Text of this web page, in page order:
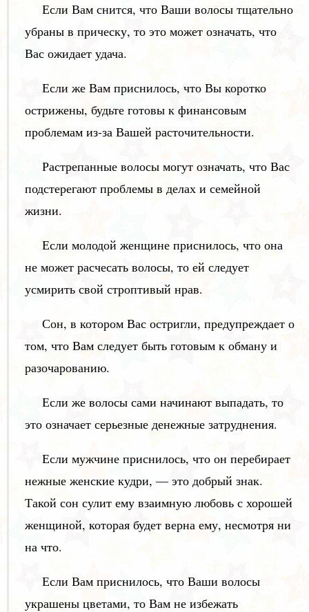
Если Вам снится, что Ваши волосы тщательно
убраны в прическу, то это может означать, что
Вас ожидает удача.
Если же Вам приснилось, что Вы коротко
острижены, будьте готовы к финансовым
проблемам из-за Вашей расточительности.
Растрепанные волосы могут означать, что Вас
подстерегают проблемы в делах и семейной
жизни.
Если молодой женщине приснилось, что она
не может расчесать волосы, то ей следует
усмирить свой строптивый нрав.
Сон, в котором Вас остригли, предупреждает о
том, что Вам следует быть готовым к обману и
разочарованию.
Если же волосы сами начинают выпадать, то
это означает серьезные денежные затруднения.
Если мужчине приснилось, что он перебирает
нежные женские кудри, — это добрый знак.
Такой сон сулит ему взаимную любовь с хорошей
женщиной, которая будет верна ему, несмотря ни
на что.
Если Вам приснилось, что Ваши волосы
украшены цветами, то Вам не избежать